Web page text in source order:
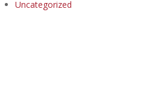
Uncategorized